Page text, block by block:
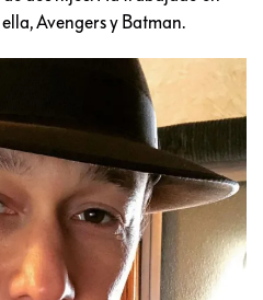
Avengers y Batman.